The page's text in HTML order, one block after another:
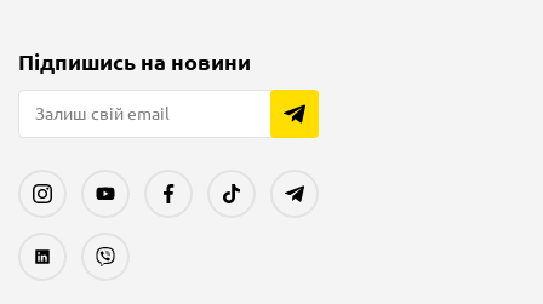
Підпишись на новини